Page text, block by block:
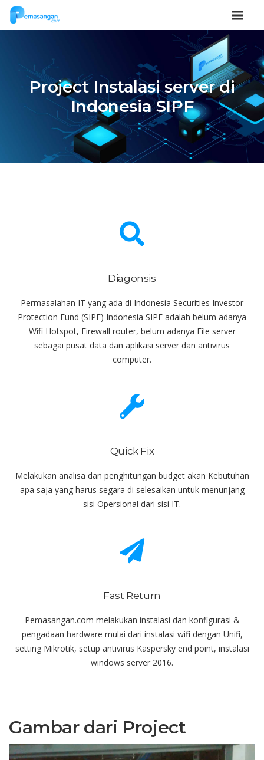
Project Instalasi server di
Indonesia SIPF
Diagonsis
Permasalahan IT yang ada di Indonesia Securities Investor
Protection Fund (SIPF) Indonesia SIPF adalah belum adanya
Wifi Hotspot, Firewall router, belum adanya File server
sebagai pusat data dan aplikasi server dan antivirus
computer.
Quick Fix
Melakukan analisa dan penghitungan budget akan Kebutuhan
apa saja yang harus segara di selesaikan untuk menunjang
sisi Opersional dari sisi IT.
Fast Return
Pemasangan.com melakukan instalasi dan konfigurasi &
pengadaan hardware mulai dari instalasi wifi dengan Unifi,
setting Mikrotik, setup antivirus Kaspersky end point, instalasi
windows server 2016.
Gambar dari Project